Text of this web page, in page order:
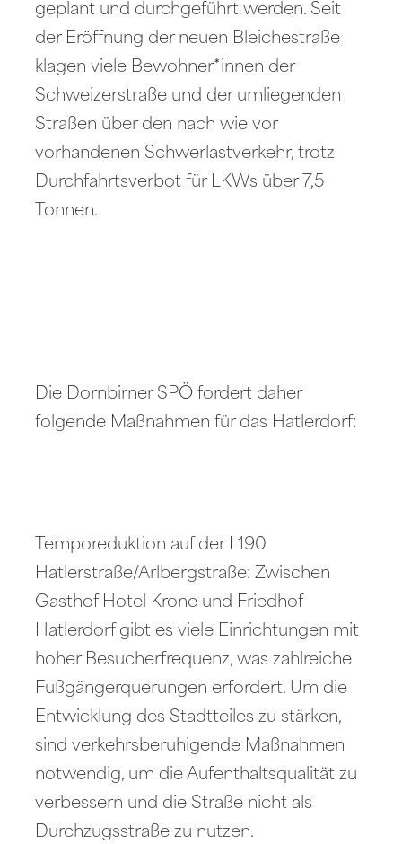
geplant und durchgeführt werden. Seit
der Eröffnung der neuen Bleichestraße
klagen viele Bewohner*innen der
Schweizerstraße und der umliegenden
Straßen über den nach wie vor
vorhandenen Schwerlastverkehr, trotz
Durchfahrtsverbot für LKWs über 7,5
Tonnen.
Die Dornbirner SPÖ fordert daher
folgende Maßnahmen für das Hatlerdorf:
Temporeduktion auf der L190
Hatlerstraße/Arlbergstraße: Zwischen
Gasthof Hotel Krone und Friedhof
Hatlerdorf gibt es viele Einrichtungen mit
hoher Besucherfrequenz, was zahlreiche
Fußgängerquerungen erfordert. Um die
Entwicklung des Stadtteiles zu stärken,
sind verkehrsberuhigende Maßnahmen
notwendig, um die Aufenthaltsqualität zu
verbessern und die Straße nicht als
Durchzugsstraße zu nutzen.